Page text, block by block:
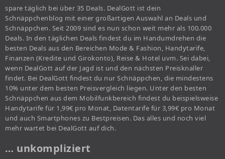
spare täglich bei über 35 Deals. DealGott ist dein
Schnäppchenblog mit einer großartigen Auswahl an Deals und
Schnäppchen. Seit 2009 sind es nun schon weit mehr als 100.000
Deals. In den täglichen Deals findest du im Handumdrehen die
besten Deals aus den Bereichen Mode & Fashion, Handytarife,
Finanzen (Kredite und Girokonto), Reise & Hotel uvm. Sei dabei,
wenn DealGott auf der Jagd ist und den nächsten Preisknaller
findet. Bei DealGott findest du nur Schnäppchen, die mindestens
10% unter dem besten Preisvergleich liegen. Unter den besten
Schnäppchen aus dem Mobilfunkbereich findest du beispielsweise
Handytarife für 1,99€ pro Monat, Datentarife für 3,99€ pro Monat
und auch Smartphones zu Bestpreisen. Das alles und noch viel
mehr wartet bei DealGott auf dich.
… unkompliziert